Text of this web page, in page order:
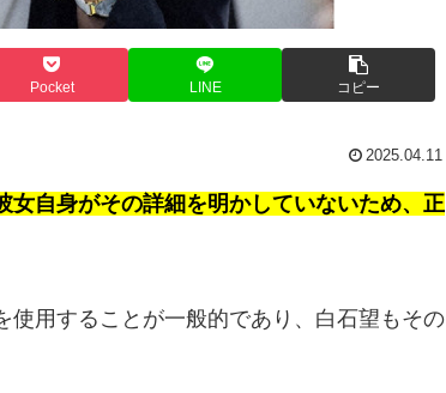
Pocket LINE コピー
2025.04.11
自身がその詳細を明かしていないため、正
用することが一般的であり、白石望もその